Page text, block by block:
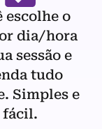
escolhe o
dia/hora
sessão e
tudo
Simples e
fácil.